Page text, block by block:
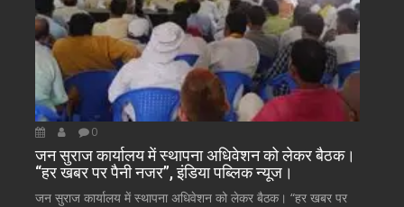
0
जन सुराज कार्यालय में स्थापना अधिवेशन को लेकर बैठक।
“हर खबर पर पैनी नजर”, इंडिया पब्लिक न्यूज।
जन सुराज कार्यालय में स्थापना अधिवेशन को लेकर बैठक। “हर खबर पर